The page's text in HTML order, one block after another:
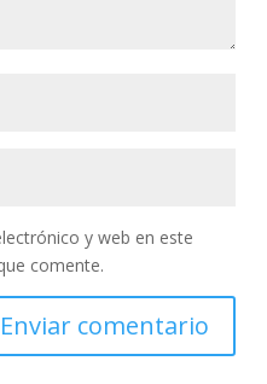
y web en este
comente.